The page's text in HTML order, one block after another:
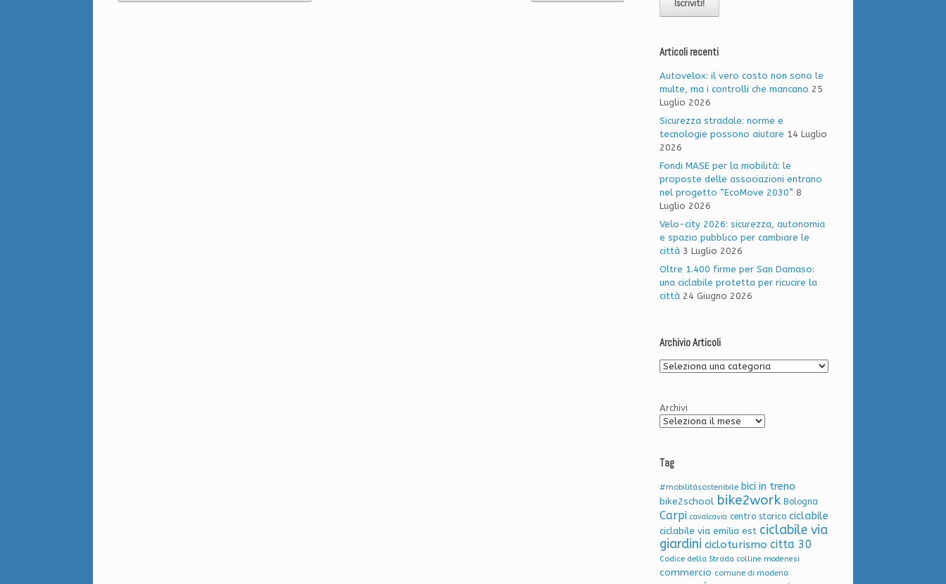
Articoli recenti
Autovelox: il vero costo non sono le
multe, ma i controlli che mancano 25
Luglio 2026
Sicurezza stradale: norme e
tecnologie possono aiutare 14 Luglio
2026
Fondi MASE per la mobilità: le
proposte delle associazioni entrano
nel progetto “EcoMove 2030” 8
Luglio 2026
Velo-city 2026: sicurezza, autonomia
e spazio pubblico per cambiare le
città 3 Luglio 2026
Oltre 1.400 firme per San Damaso:
una ciclabile protetta per ricucire la
città 24 Giugno 2026
Archivio Articoli
Archivio
Archivi
Tag
#mobilitàsostenibile bici in treno
bike2school bike2work Bologna
Carpi cavalcavia centro storico ciclabile
ciclabile via emilia est ciclabile via
giardini cicloturismo citta 30
Codice della Strada colline modenesi
commercio comune di modena